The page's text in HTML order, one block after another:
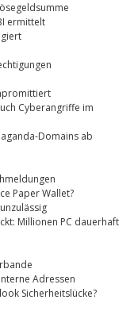
ermittelt
Cyberangriffe im
Domains ab
Paper Wallet?
Millionen PC dauerhaft
Adressen
Sicherheitslücke?